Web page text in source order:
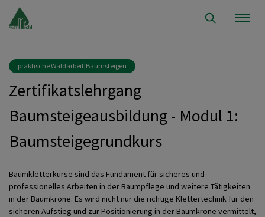
praktische Waldarbeit|Baumsteigen
Zertifikatslehrgang
Baumsteigeausbildung - Modul 1:
Baumsteigegrundkurs
Baumkletterkurse sind das Fundament für sicheres und
professionelles Arbeiten in der Baumpflege und weitere Tätigkeiten
in der Baumkrone. Es wird nicht nur die richtige Klettertechnik für den
sicheren Aufstieg und zur Positionierung in der Baumkrone vermittelt,